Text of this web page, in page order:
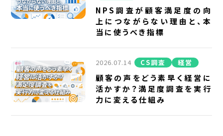
NPS調査が顧客満足度の向
上につながらない理由と、本
当に使うべき指標
2026.07.14 CS調査 経営
顧客の声をどう素早く経営に
活かすか？満足度調査を実行
力に変える仕組み